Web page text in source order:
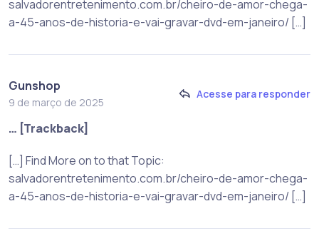
salvadorentretenimento.com.br/cheiro-de-amor-chega-
a-45-anos-de-historia-e-vai-gravar-dvd-em-janeiro/ […]
Gunshop
9 de março de 2025
Acesse para responder
… [Trackback]
[…] Find More on to that Topic:
salvadorentretenimento.com.br/cheiro-de-amor-chega-
a-45-anos-de-historia-e-vai-gravar-dvd-em-janeiro/ […]